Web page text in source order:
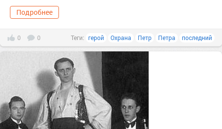
Подробнее
0 0 Теги: герой Охрана Петр Петра последний